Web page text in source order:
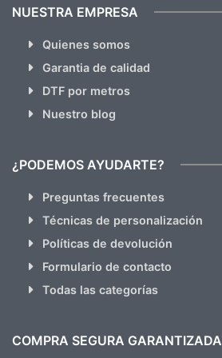
NUESTRA EMPRESA
Quienes somos
Garantia de calidad
DTF por metros
Nuestro blog
¿PODEMOS AYUDARTE?
Preguntas frecuentes
Técnicas de personalización
Políticas de devolución
Formulario de contacto
Todas las categorías
COMPRA SEGURA GARANTIZADA